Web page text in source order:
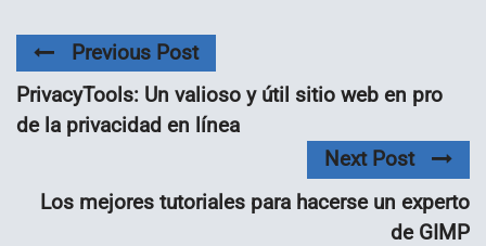
Previous Post
PrivacyTools: Un valioso y útil sitio web en pro
de la privacidad en línea
Next Post
Los mejores tutoriales para hacerse un experto
de GIMP